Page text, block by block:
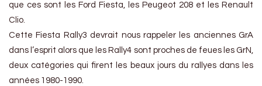
que ces sont les Ford Fiesta, les Peugeot 208 et les Renault
Clio.
Cette Fiesta Rally3 devrait nous rappeler les anciennes GrA
dans l’esprit alors que les Rally4 sont proches de feues les GrN,
deux catégories qui firent les beaux jours du rallyes dans les
années 1980-1990.